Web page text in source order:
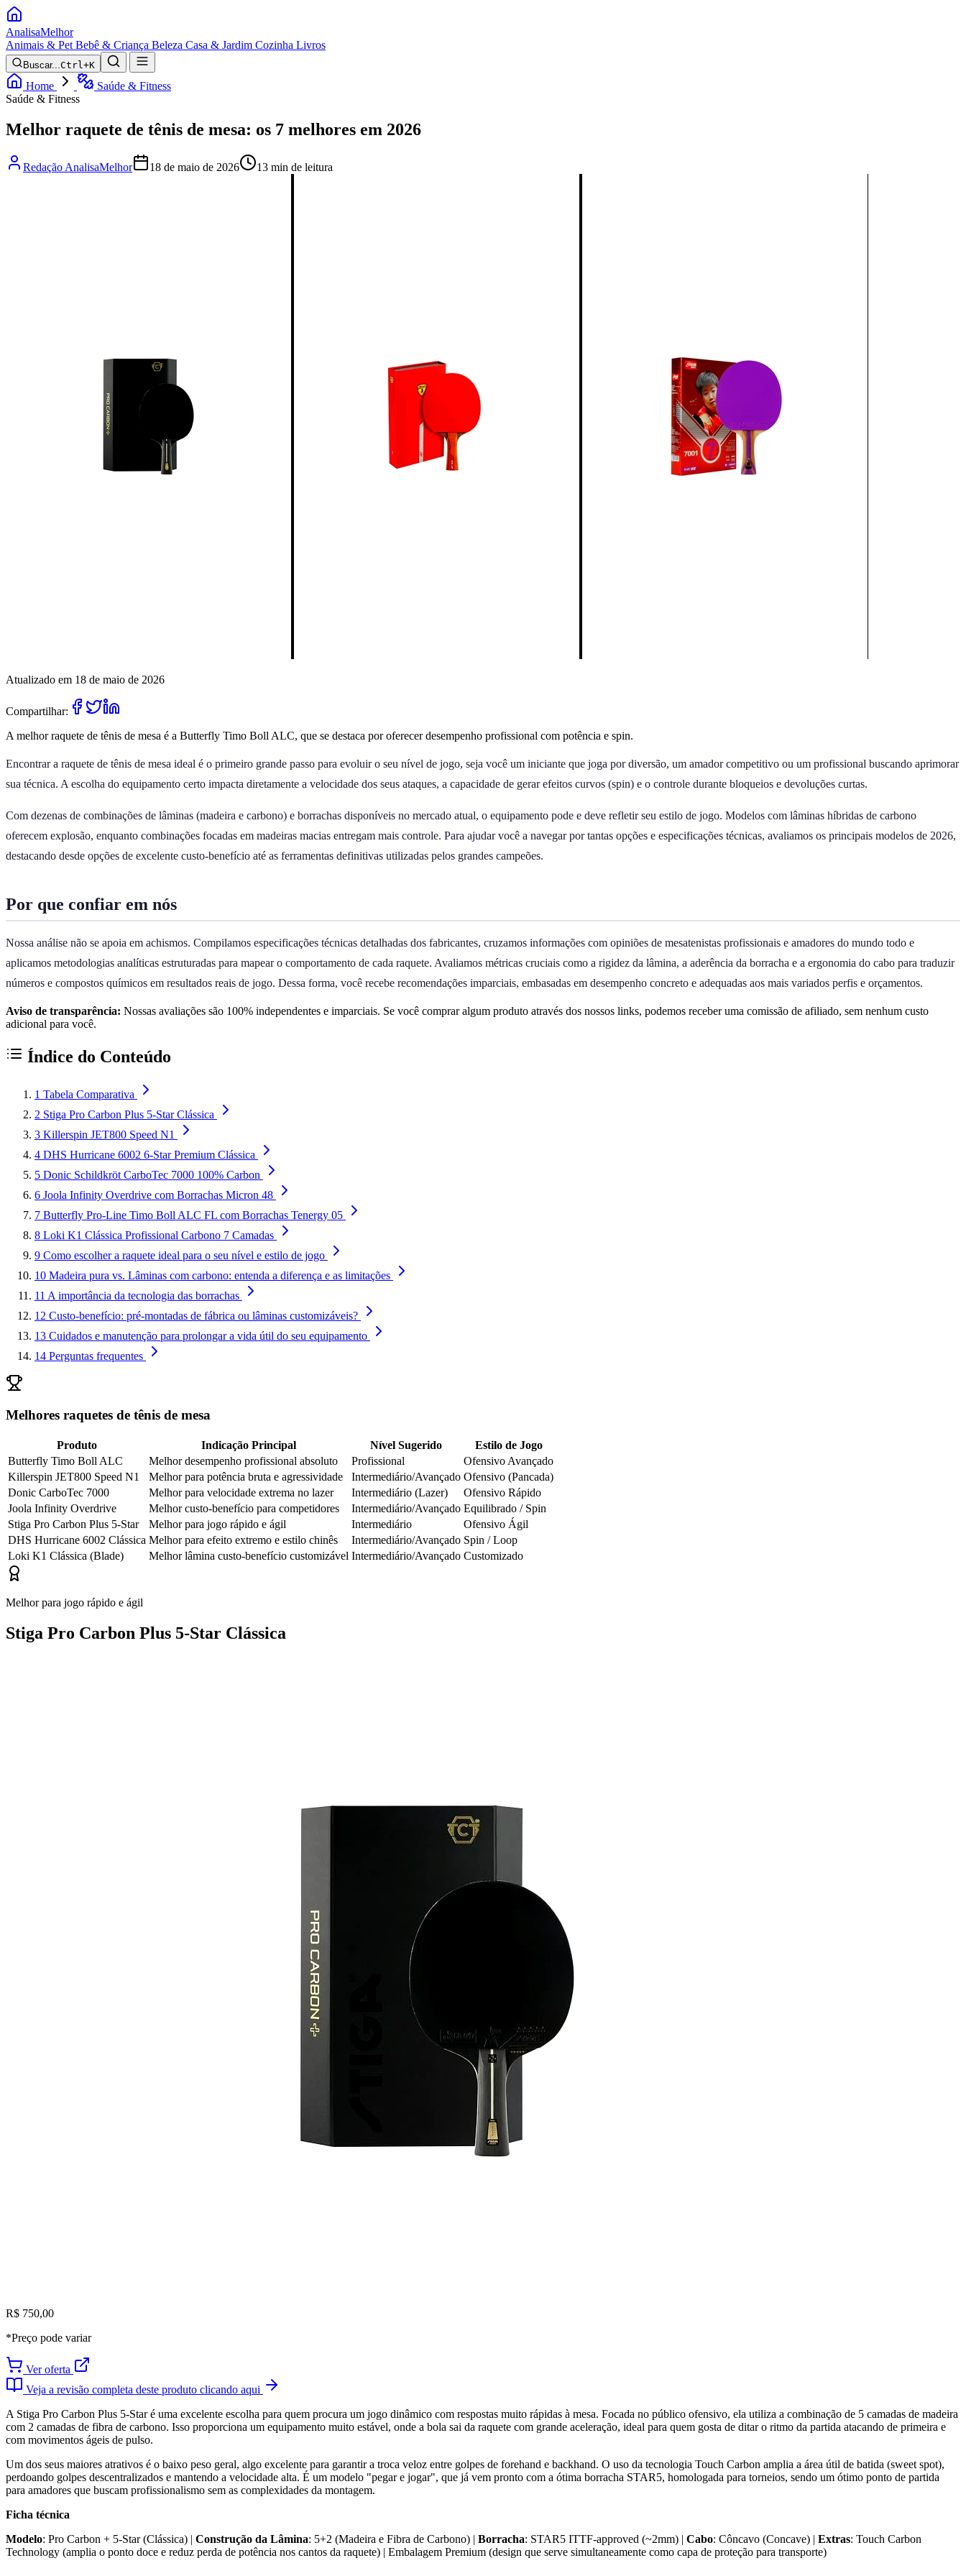
AnalisaMelhor
Animais & Pet Bebê & Criança Beleza Casa & Jardim Cozinha Livros
Buscar...Ctrl+K
Home
Saúde & Fitness
Saúde & Fitness
Melhor raquete de tênis de mesa: os 7 melhores em 2026
Redação AnalisaMelhor 18 de maio de 2026 13 min de leitura
Atualizado em 18 de maio de 2026
Compartilhar:
A melhor raquete de tênis de mesa é a Butterfly Timo Boll ALC, que se destaca por oferecer desempenho profissional com potência e spin.
Encontrar a raquete de tênis de mesa ideal é o primeiro grande passo para evoluir o seu nível de jogo, seja você um iniciante que joga por diversão, um amador competitivo ou um profissional buscando aprimorar
sua técnica. A escolha do equipamento certo impacta diretamente a velocidade dos seus ataques, a capacidade de gerar efeitos curvos (spin) e o controle durante bloqueios e devoluções curtas.
Com dezenas de combinações de lâminas (madeira e carbono) e borrachas disponíveis no mercado atual, o equipamento pode e deve refletir seu estilo de jogo. Modelos com lâminas híbridas de carbono
oferecem explosão, enquanto combinações focadas em madeiras macias entregam mais controle. Para ajudar você a navegar por tantas opções e especificações técnicas, avaliamos os principais modelos de 2026,
destacando desde opções de excelente custo-benefício até as ferramentas definitivas utilizadas pelos grandes campeões.
Por que confiar em nós
Nossa análise não se apoia em achismos. Compilamos especificações técnicas detalhadas dos fabricantes, cruzamos informações com opiniões de mesatenistas profissionais e amadores do mundo todo e
aplicamos metodologias analíticas estruturadas para mapear o comportamento de cada raquete. Avaliamos métricas cruciais como a rigidez da lâmina, a aderência da borracha e a ergonomia do cabo para traduzir
números e compostos químicos em resultados reais de jogo. Dessa forma, você recebe recomendações imparciais, embasadas em desempenho concreto e adequadas aos mais variados perfis e orçamentos.
Aviso de transparência: Nossas avaliações são 100% independentes e imparciais. Se você comprar algum produto através dos nossos links, podemos receber uma comissão de afiliado, sem nenhum custo
adicional para você.
Índice do Conteúdo
1 Tabela Comparativa
2 Stiga Pro Carbon Plus 5-Star Clássica
3 Killerspin JET800 Speed N1
4 DHS Hurricane 6002 6-Star Premium Clássica
5 Donic Schildkröt CarboTec 7000 100% Carbon
6 Joola Infinity Overdrive com Borrachas Micron 48
7 Butterfly Pro-Line Timo Boll ALC FL com Borrachas Tenergy 05
8 Loki K1 Clássica Profissional Carbono 7 Camadas
9 Como escolher a raquete ideal para o seu nível e estilo de jogo
10 Madeira pura vs. Lâminas com carbono: entenda a diferença e as limitações
11 A importância da tecnologia das borrachas
12 Custo-benefício: pré-montadas de fábrica ou lâminas customizáveis?
13 Cuidados e manutenção para prolongar a vida útil do seu equipamento
14 Perguntas frequentes
Melhores raquetes de tênis de mesa
Produto Indicação Principal Nível Sugerido
Estilo de Jogo
Butterfly Timo Boll ALC
Melhor desempenho profissional absoluto Profissional
Ofensivo Avançado
Killerspin JET800 Speed N1
Melhor para potência bruta e agressividade Intermediário/Avançado Ofensivo (Pancada)
Donic CarboTec 7000
Melhor para velocidade extrema no lazer Intermediário (Lazer)
Ofensivo Rápido
Joola Infinity Overdrive
Melhor custo-benefício para competidores Intermediário/Avançado Equilibrado / Spin
Stiga Pro Carbon Plus 5-Star
Melhor para jogo rápido e ágil Intermediário
Ofensivo Ágil
DHS Hurricane 6002 Clássica Melhor para efeito extremo e estilo chinês Intermediário/Avançado Spin / Loop
Loki K1 Clássica (Blade)
Melhor lâmina custo-benefício customizável Intermediário/Avançado Customizado
Melhor para jogo rápido e ágil
Stiga Pro Carbon Plus 5-Star Clássica
R$ 750,00
*Preço pode variar
Ver oferta
Veja a revisão completa deste produto clicando aqui
A Stiga Pro Carbon Plus 5-Star é uma excelente escolha para quem procura um jogo dinâmico com respostas muito rápidas à mesa. Focada no público ofensivo, ela utiliza a combinação de 5 camadas de madeira
com 2 camadas de fibra de carbono. Isso proporciona um equipamento muito estável, onde a bola sai da raquete com grande aceleração, ideal para quem gosta de ditar o ritmo da partida atacando de primeira e
com movimentos ágeis de pulso.
Um dos seus maiores atrativos é o baixo peso geral, algo excelente para garantir a troca veloz entre golpes de forehand e backhand. O uso da tecnologia Touch Carbon amplia a área útil de batida (sweet spot),
perdoando golpes descentralizados e mantendo a velocidade alta. É um modelo "pegar e jogar", que já vem pronto com a ótima borracha STAR5, homologada para torneios, sendo um ótimo ponto de partida
para amadores que buscam profissionalismo sem as complexidades da montagem.
Ficha técnica
Modelo: Pro Carbon + 5-Star (Clássica) | Construção da Lâmina: 5+2 (Madeira e Fibra de Carbono) | Borracha: STAR5 ITTF-approved (~2mm) | Cabo: Côncavo (Concave) | Extras: Touch Carbon
Technology (amplia o ponto doce e reduz perda de potência nos cantos da raquete) | Embalagem Premium (design que serve simultaneamente como capa de proteção para transporte)